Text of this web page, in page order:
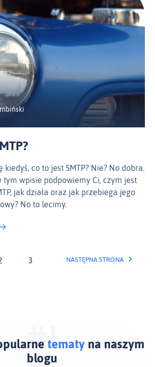
kiedyś, co to jest SMTP? Nie? No dobra.
tym wpisie podpowiemy Ci, czym jest
jak działa oraz jak przebiega jego
No to lecimy.
3 NASTĘPNA STRONA
tematy na naszym
blogu